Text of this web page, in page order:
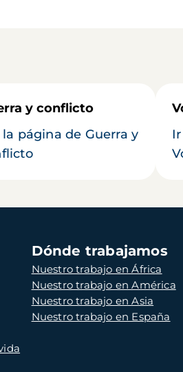
y conflicto
la página de Guerra y
Dónde trabajamos
Nuestro trabajo en África
Nuestro trabajo en América
Nuestro trabajo en Asia
Nuestro trabajo en España